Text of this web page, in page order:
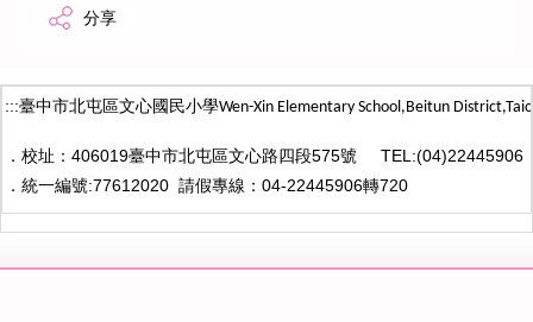
分享
:::臺中市北屯區文心國民小學Wen-Xin Elementary School,Beitun District,
． 校址：406019臺中市北屯區文心路四段575號
TEL:(04)22445906
． 統一編號:77612020 請假專線：04-22445906轉720